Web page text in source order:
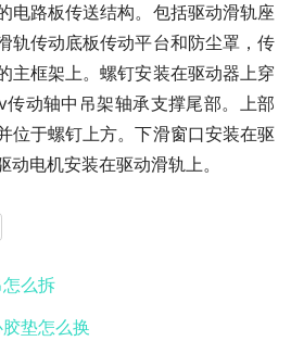
电路板传送结构。包括驱动滑轨座
轨传动底板传动平台和防尘罩，传
主框架上。螺钉安装在驱动器上穿
动轴中吊架轴承支撑尾部。上部
位于螺钉上方。下滑窗口安装在驱
电机安装在驱动滑轨上。
么拆
垫怎么换